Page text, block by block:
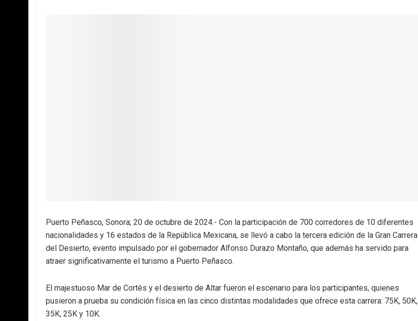
Puerto Peñasco, Sonora; 20 de octubre de 2024.- Con la participación de 700 corredores de 10 diferentes
nacionalidades y 16 estados de la República Mexicana, se llevó a cabo la tercera edición de la Gran Carrera
del Desierto, evento impulsado por el gobernador Alfonso Durazo Montaño, que además ha servido para
atraer significativamente el turismo a Puerto Peñasco.
El majestuoso Mar de Cortés y el desierto de Altar fueron el escenario para los participantes, quienes
pusieron a prueba su condición física en las cinco distintas modalidades que ofrece esta carrera: 75K, 50K,
35K, 25K y 10K.